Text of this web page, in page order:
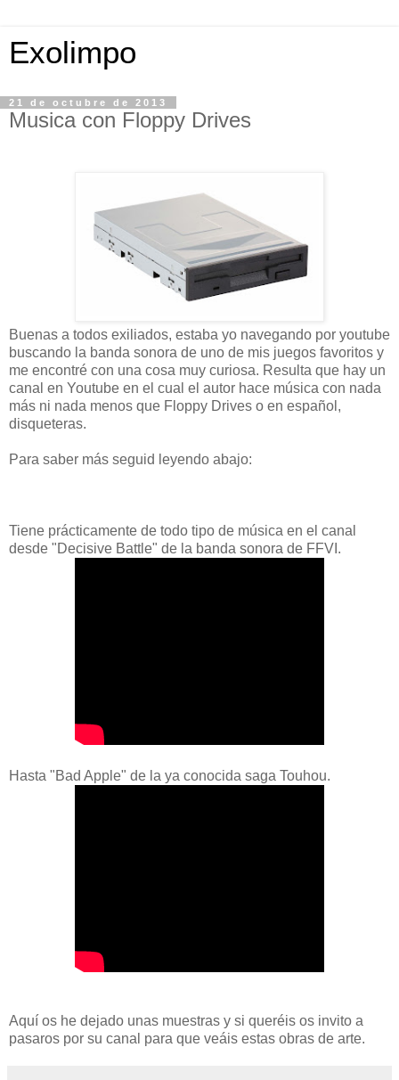
Exolimpo
21 de octubre de 2013
Musica con Floppy Drives
Buenas a todos exiliados, estaba yo navegando por youtube
buscando la banda sonora de uno de mis juegos favoritos y
me encontré con una cosa muy curiosa. Resulta que hay un
canal en Youtube en el cual el autor hace música con nada
más ni nada menos que Floppy Drives o en español,
disqueteras.
Para saber más seguid leyendo abajo:
Tiene prácticamente de todo tipo de música en el canal
desde "Decisive Battle" de la banda sonora de FFVI.
Hasta "Bad Apple" de la ya conocida saga Touhou.
Aquí os he dejado unas muestras y si queréis os invito a
pasaros por su canal para que veáis estas obras de arte.